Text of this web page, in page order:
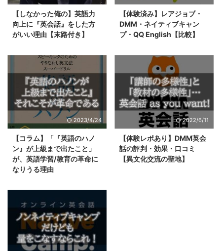
【しなかった俺の】英語力
向上に『英会話』をした方
がいい理由【末路付き】
【体験済み】レアジョブ・
DMM・ネイティブキャン
プ・QQ English【比較】
2023/4/24
【コラム】「『英語のハノ
ン』が上級まで出たこと」
が、英語学習/教育の革命に
なりうる理由
2022/6/11
【体験レポあり】DMM英会
話の評判・効果・口コミ
【異文化交流の聖地】